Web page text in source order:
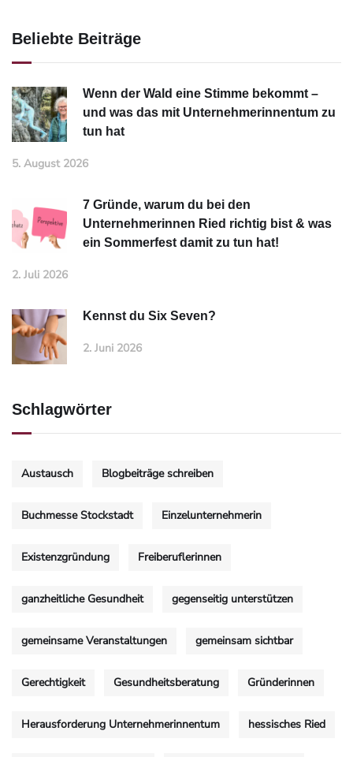
Beliebte Beiträge
Wenn der Wald eine Stimme bekommt –
und was das mit Unternehmerinnentum zu
tun hat
5. August 2026
7 Gründe, warum du bei den
Unternehmerinnen Ried richtig bist & was
ein Sommerfest damit zu tun hat!
2. Juli 2026
Kennst du Six Seven?
2. Juni 2026
Schlagwörter
Austausch Blogbeiträge schreiben
Buchmesse Stockstadt Einzelunternehmerin
Existenzgründung Freiberuflerinnen
ganzheitliche Gesundheit gegenseitig unterstützen
gemeinsame Veranstaltungen gemeinsam sichtbar
Gerechtigkeit Gesundheitsberatung Gründerinnen
Herausforderung Unternehmerinnentum hessisches Ried